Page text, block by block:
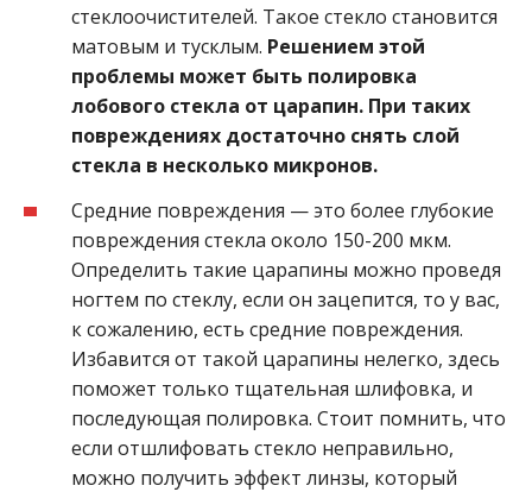
стеклоочистителей. Такое стекло становится
матовым и тусклым. Решением этой
проблемы может быть полировка
лобового стекла от царапин. При таких
повреждениях достаточно снять слой
стекла в несколько микронов.
Средние повреждения — это более глубокие
повреждения стекла около 150-200 мкм.
Определить такие царапины можно проведя
ногтем по стеклу, если он зацепится, то у вас,
к сожалению, есть средние повреждения.
Избавится от такой царапины нелегко, здесь
поможет только тщательная шлифовка, и
последующая полировка. Стоит помнить, что
если отшлифовать стекло неправильно,
можно получить эффект линзы, который